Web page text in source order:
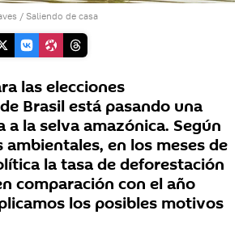
/ Saliendo de casa
las elecciones
Brasil está pasando una
la selva amazónica. Según
en los meses de
la tasa de deforestación
comparación con el año
los posibles motivos